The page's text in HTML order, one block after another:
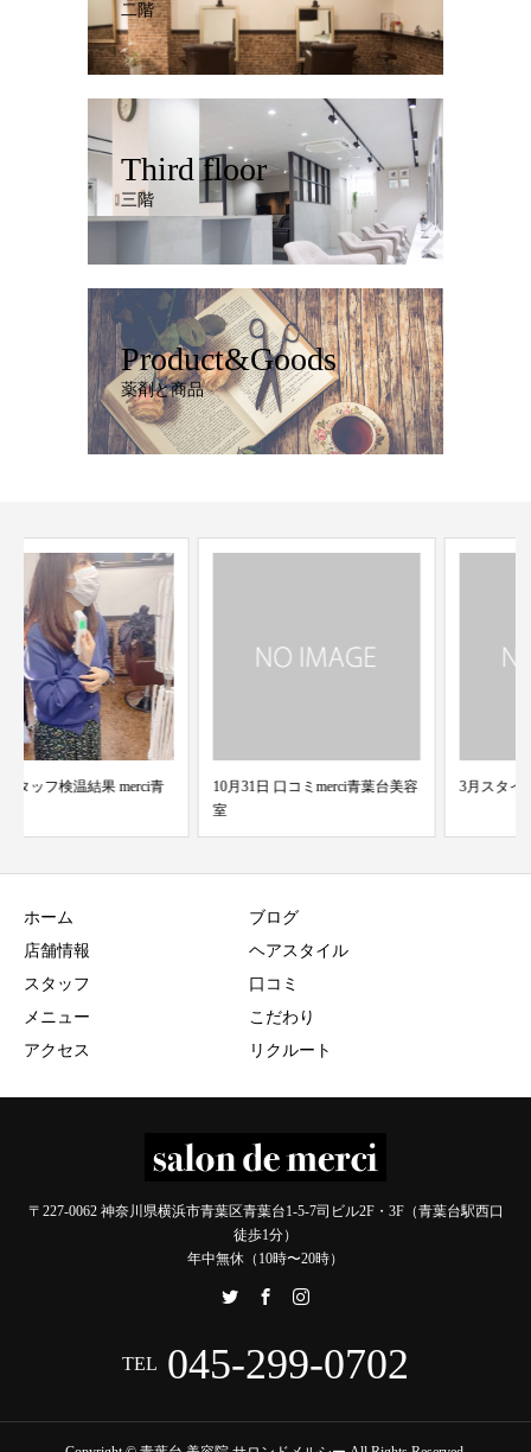
二階
Third floor
三階
Product&Goods
薬剤と商品
10月31日 口コミmerci青葉台美容
3月スタイリストの休み
ホーム
店舗情報
スタッフ
メニュー
アクセス
ブログ
ヘアスタイル
口コミ
こだわり
リクルート
〒227-0062 神奈川県横浜市青葉区青葉台1-5-7司ビル2F・3F（青葉台駅西口
徒歩1分）
年中無休（10時〜20時）
TEL 045-299-0702